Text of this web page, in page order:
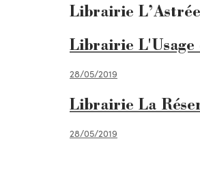
Librairie
Librairie
28/05/2019
Librairie La
28/05/2019